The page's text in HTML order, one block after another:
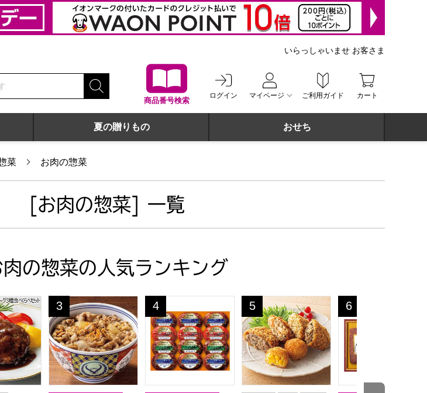
商品番号検索
ログイン マイページ ご利用ガイド カート
いらっしゃいませ お客さま
夏の贈りもの おせち
菜 お肉の惣菜
[お肉の惣菜] 一覧
肉の惣菜の人気ランキング
夏の贈りもの・お中元】[MHB-40]
込みハンバーグ3種食べくらべセット【夏の贈りもの・お中元】
吉野家 冷凍牛丼の具10食詰合せ(唐辛子1本付き)【夏の贈りもの・お中元】
3
位
田崎真也セレクション クリームチーズ入りハンバーグセット【夏
4
位
神戸コロッケ 食べ比べを愉しむセット【
5
位
丸大食品 ロースト
6
位